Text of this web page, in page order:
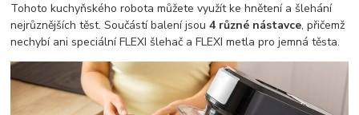
Tohoto kuchyňského robota můžete využít ke hnětení a šlehání
nejrůznějších těst. Součástí balení jsou4 různé nástavce, přičemž
nechybí ani speciální FLEXI šlehač a FLEXI metla pro jemná těsta.